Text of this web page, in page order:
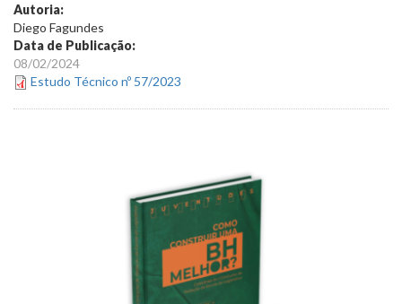
Autoria:
Diego Fagundes
Data de Publicação:
08/02/2024
Estudo Técnico nº 57/2023